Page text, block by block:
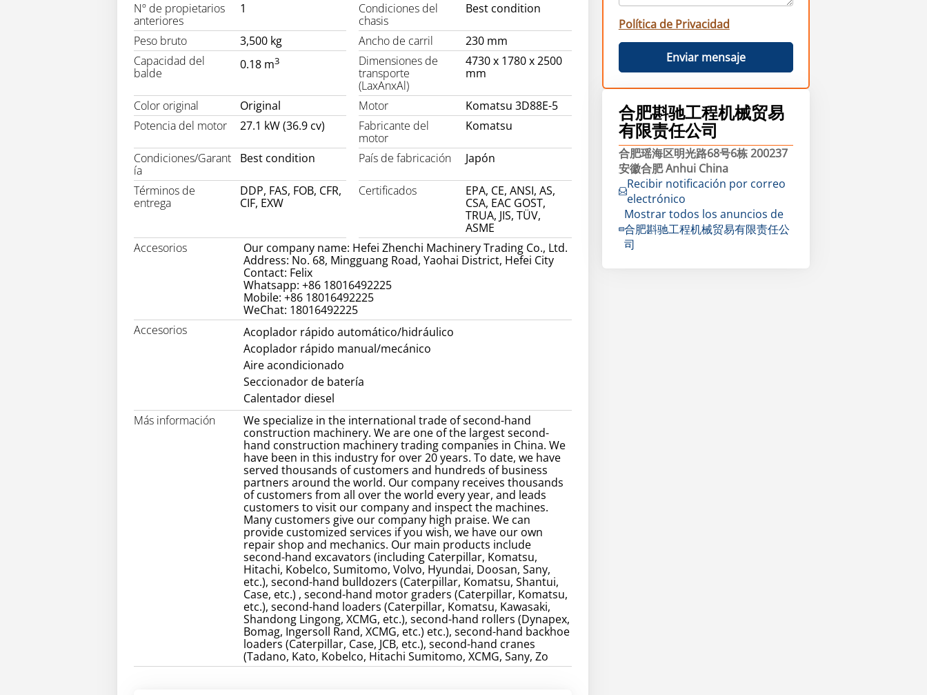
Nº de propietarios
anteriores
1
Condiciones del
chasis
Best condition
Peso bruto 3,500 kg Ancho de carril
230 mm
Capacidad del
balde
0.18 m3
Dimensiones de
transporte
(LaxAnxAl)
4730 x 1780 x 2500
mm
Color original Original Motor
Komatsu 3D88E-5
Potencia del motor
27.1 kW (36.9 cv)
Fabricante del
motor
Komatsu
Condiciones/Garant
ía
Best condition País de fabricación Japón
Términos de
entrega
DDP, FAS, FOB, CFR,
CIF, EXW
Certificados
EPA, CE, ANSI, AS,
CSA, EAC GOST,
TRUA, JIS, TÜV,
ASME
Accesorios
Our company name: Hefei Zhenchi Machinery Trading Co., Ltd.
Address: No. 68, Mingguang Road, Yaohai District, Hefei City
Contact: Felix
Whatsapp: +86 18016492225
Mobile: +86 18016492225
WeChat: 18016492225
Accesorios
Acoplador rápido automático/hidráulico
Acoplador rápido manual/mecánico
Aire acondicionado
Seccionador de batería
Calentador diesel
Más información
We specialize in the international trade of second-hand
construction machinery. We are one of the largest second-
hand construction machinery trading companies in China. We
have been in this industry for over 20 years. To date, we have
served thousands of customers and hundreds of business
partners around the world. Our company receives thousands
of customers from all over the world every year, and leads
customers to visit our company and inspect the machines.
Many customers give our company high praise. We can
provide customized services if you wish, we have our own
repair shop and mechanics. Our main products include
second-hand excavators (including Caterpillar, Komatsu,
Hitachi, Kobelco, Sumitomo, Volvo, Hyundai, Doosan, Sany,
etc.), second-hand bulldozers (Caterpillar, Komatsu, Shantui,
Case, etc.) , second-hand motor graders (Caterpillar, Komatsu,
etc.), second-hand loaders (Caterpillar, Komatsu, Kawasaki,
Shandong Lingong, XCMG, etc.), second-hand rollers (Dynapex,
Bomag, Ingersoll Rand, XCMG, etc.) etc.), second-hand backhoe
loaders (Caterpillar, Case, JCB, etc.), second-hand cranes
(Tadano, Kato, Kobelco, Hitachi Sumitomo, XCMG, Sany, Zo
Política de Privacidad
Enviar mensaje
合肥斟驰工程机械贸易
有限责任公司
合肥瑶海区明光路68号6栋 200237
安徽合肥 Anhui China
Recibir notificación por correo
electrónico
Mostrar todos los anuncios de
合肥斟驰工程机械贸易有限责任公
司